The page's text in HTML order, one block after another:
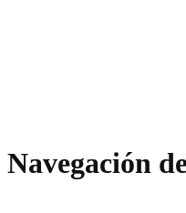
Navegación